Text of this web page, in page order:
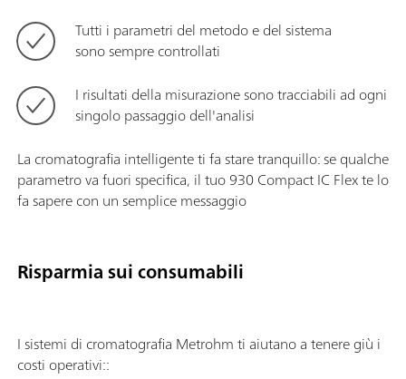
Tutti i parametri del metodo e del sistema
sono sempre controllati
I risultati della misurazione sono tracciabili ad ogni
singolo passaggio dell'analisi
La cromatografia intelligente ti fa stare tranquillo: se qualche
parametro va fuori specifica, il tuo 930 Compact IC Flex te lo
fa sapere con un semplice messaggio
Risparmia sui consumabili
I sistemi di cromatografia Metrohm ti aiutano a tenere giù i
costi operativi::